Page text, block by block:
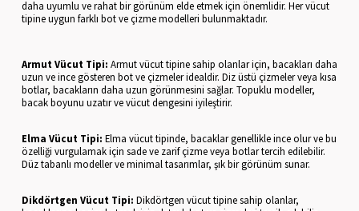
daha uyumlu ve rahat bir görünüm elde etmek için önemlidir. Her vücut
tipine uygun farklı bot ve çizme modelleri bulunmaktadır.
Armut Vücut Tipi: Armut vücut tipine sahip olanlar için, bacakları daha
uzun ve ince gösteren bot ve çizmeler idealdir. Diz üstü çizmeler veya kısa
botlar, bacakların daha uzun görünmesini sağlar. Topuklu modeller,
bacak boyunu uzatır ve vücut dengesini iyileştirir.
Elma Vücut Tipi: Elma vücut tipinde, bacaklar genellikle ince olur ve bu
özelliği vurgulamak için sade ve zarif çizme veya botlar tercih edilebilir.
Düz tabanlı modeller ve minimal tasarımlar, şık bir görünüm sunar.
Dikdörtgen Vücut Tipi: Dikdörtgen vücut tipine sahip olanlar,